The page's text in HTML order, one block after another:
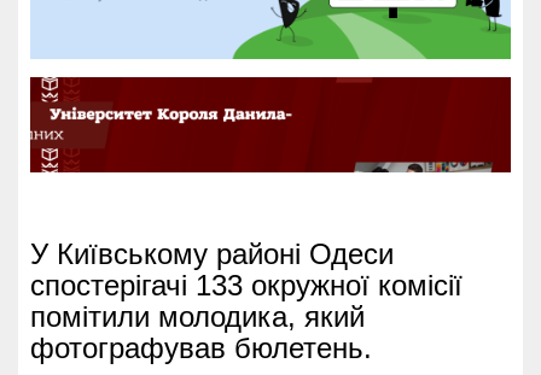
У Київському районі Одеси
спостерігачі 133 окружної комісії
помітили молодика, який
фотографував бюлетень.